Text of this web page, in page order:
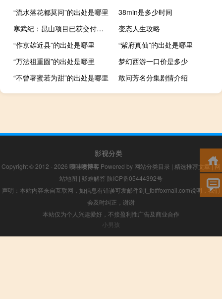
“流水落花都莫问”的出处是哪里
38min是多少时间
寒武纪：昆山项目已获交付验收
变态人生攻略
“作京雄近县”的出处是哪里
“紫府真仙”的出处是哪里
“万法祖重圆”的出处是哪里
梦幻西游一口价是多少
“不曾著蜜若为甜”的出处是哪里
敢问芳名分集剧情介绍
影视分类
Copyright © 2012 - 2026 咦哇噢博客 Powered by 网站分类目录 | 精选推荐文章|网
站地图 | 疑难解答 陕ICP备05444392号
声明：本站内容来自互联网，如信息有错误可发邮件到f_fb#foxmail.com说明，我们
会及时纠正，谢谢
本站仅为个人兴趣爱好，不接盈利性广告及商业合作
小男孩